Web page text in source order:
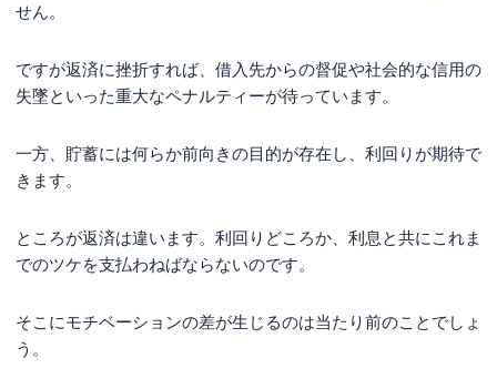
せん。
ですが返済に挫折すれば、借入先からの督促や社会的な信用の
失墜といった重大なペナルティーが待っています。
一方、貯蓄には何らか前向きの目的が存在し、利回りが期待で
きます。
ところが返済は違います。利回りどころか、利息と共にこれま
でのツケを支払わねばならないのです。
そこにモチベーションの差が生じるのは当たり前のことでしょ
う。